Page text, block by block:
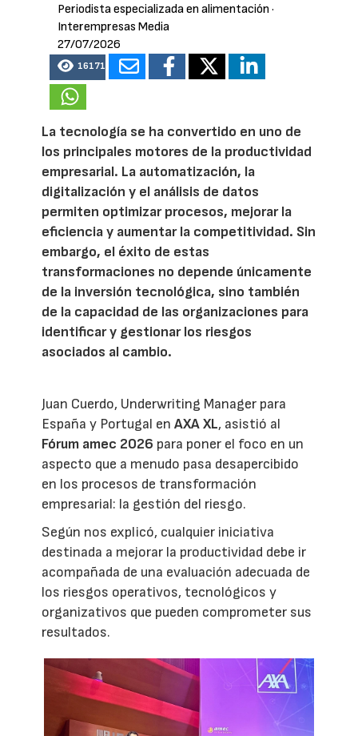
Periodista especializada en alimentación ·
Interempresas Media
27/07/2026
16171
La tecnología se ha convertido en uno de
los principales motores de la productividad
empresarial. La automatización, la
digitalización y el análisis de datos
permiten optimizar procesos, mejorar la
eficiencia y aumentar la competitividad. Sin
embargo, el éxito de estas
transformaciones no depende únicamente
de la inversión tecnológica, sino también
de la capacidad de las organizaciones para
identificar y gestionar los riesgos
asociados al cambio.
Juan Cuerdo, Underwriting Manager para
España y Portugal enAXA XL, asistió al
Fórum amec 2026 para poner el foco en un
aspecto que a menudo pasa desapercibido
en los procesos de transformación
empresarial: la gestión del riesgo.
Según nos explicó, cualquier iniciativa
destinada a mejorar la productividad debe ir
acompañada de una evaluación adecuada de
los riesgos operativos, tecnológicos y
organizativos que pueden comprometer sus
resultados.